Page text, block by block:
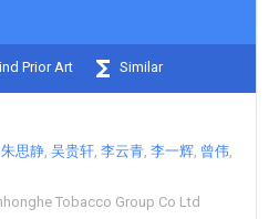
Prior Art Similar
朱思静 吴贵轩 李云青 李一辉 曾伟
Tobacco Group Co Ltd